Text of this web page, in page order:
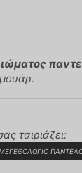
ταιριάζει: